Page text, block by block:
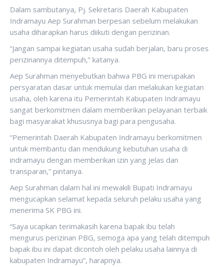
Dalam sambutanya, Pj. Sekretaris Daerah Kabupaten
Indramayu Aep Surahman berpesan sebelum melakukan
usaha diharapkan harus diikuti dengan perizinan.
“Jangan sampai kegiatan usaha sudah berjalan, baru proses
perizinannya ditempuh,” katanya.
Aep Surahman menyebutkan bahwa PBG ini merupakan
persyaratan dasar untuk memulai dan melakukan kegiatan
usaha, oleh karena itu Pemerintah Kabupaten Indramayu
sangat berkomitmen dalam memberikan pelayanan terbaik
bagi masyarakat khususnya bagi para pengusaha.
“Pemerintah Daerah Kabupaten Indramayu berkomitmen
untuk membantu dan mendukung kebutuhan usaha di
indramayu dengan memberikan izin yang jelas dan
transparan,” pintanya.
Aep Surahman dalam hal ini mewakili Bupati Indramayu
mengucapkan selamat kepada seluruh pelaku usaha yang
menerima SK PBG ini.
“Saya ucapkan terimakasih karena bapak ibu telah
mengurus perizinan PBG, semoga apa yang telah ditempuh
bapak ibu ini dapat dicontoh oleh pelaku usaha lainnya di
kabupaten Indramayu”, harapnya.